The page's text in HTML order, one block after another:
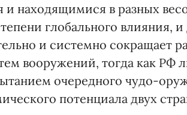
находящимися в разных
глобального влияния,
и системно сокращает
вооружений, тогда как РФ
очередного чудо-
потенциала двух